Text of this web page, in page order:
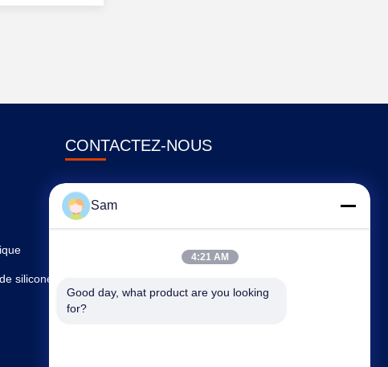
silicone
CONTACTEZ-NOUS
sales@tenchy.cn
86-755-29181281
Bâtiment 8, Parc Industriel de Tongfucun,
(518109)
Sam
4:21 AM
Good day, what product are you looking
for?